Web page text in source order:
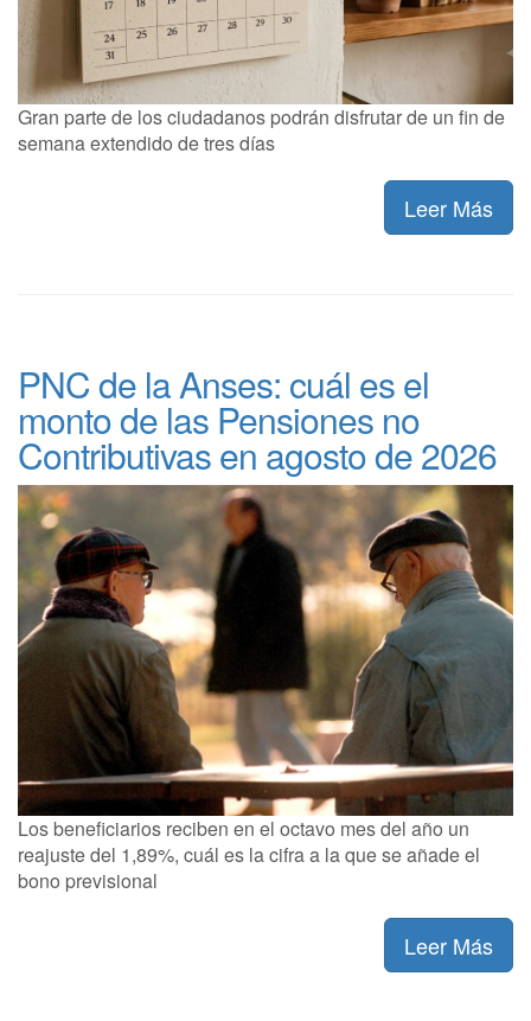
Gran parte de los ciudadanos podrán disfrutar de un fin de
semana extendido de tres días
Leer Más
PNC de la Anses: cuál es el
monto de las Pensiones no
Contributivas en agosto de 2026
Los beneficiarios reciben en el octavo mes del año un
reajuste del 1,89%, cuál es la cifra a la que se añade el
bono previsional
Leer Más